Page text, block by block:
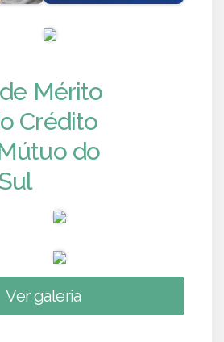
de Mérito
Crédito
do
Ver galeria